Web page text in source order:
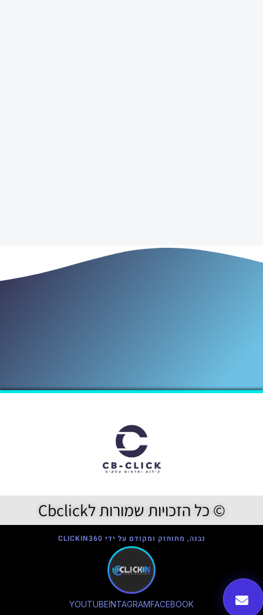
© כל הזכויות שמורות לCbclick
נבנה, מתוחזק ומקודם על ידי CLICKIN360
FACEBOOK
INTAGRAM
YOUTUBE